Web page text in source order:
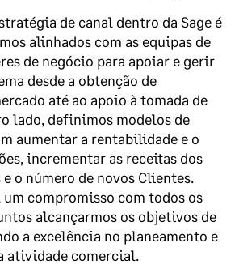
de canal dentro da Sage é
alinhados com as equipas de
de negócio para apoiar e gerir
desde a obtenção de
até ao apoio à tomada de
lado, definimos modelos de
aumentar a rentabilidade e o
incrementar as receitas dos
o número de novos Clientes.
um compromisso com todos os
alcançarmos os objetivos de
a excelência no planeamento e
atividade comercial.